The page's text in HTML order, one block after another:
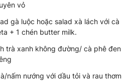
vỏ
gà luộc hoặc salad xà lách với cà
+ 1 chén butter milk.
trà xanh không đường/ cà phê đen
nấm nướng với dầu tỏi và rau thơm